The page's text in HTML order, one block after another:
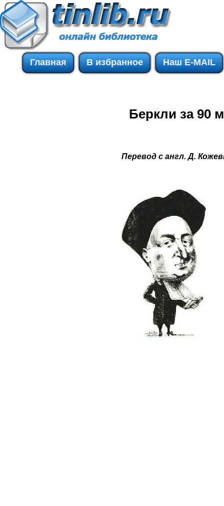
Главная В избранное Наш E-MAIL
Беркли за 90
Перевод с англ. Д.